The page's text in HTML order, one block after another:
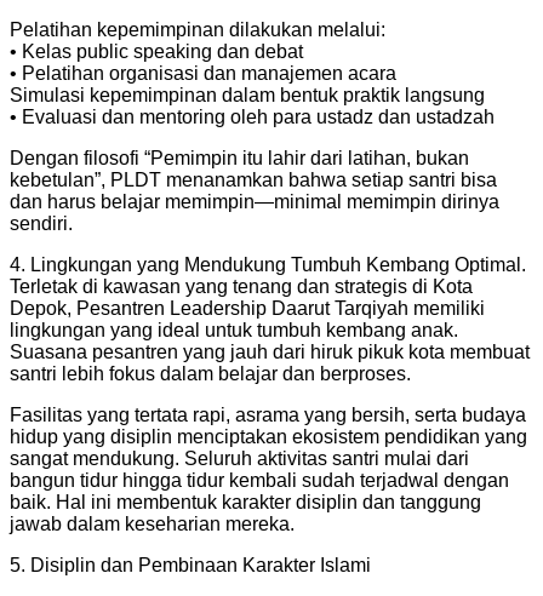
Pelatihan kepemimpinan dilakukan melalui:
• Kelas public speaking dan debat
• ⁠Pelatihan organisasi dan manajemen acara
Simulasi kepemimpinan dalam bentuk praktik langsung
• Evaluasi dan mentoring oleh para ustadz dan ustadzah
Dengan filosofi “Pemimpin itu lahir dari latihan, bukan
kebetulan”, PLDT menanamkan bahwa setiap santri bisa
dan harus belajar memimpin—minimal memimpin dirinya
sendiri.
4. Lingkungan yang Mendukung Tumbuh Kembang Optimal.
Terletak di kawasan yang tenang dan strategis di Kota
Depok, Pesantren Leadership Daarut Tarqiyah memiliki
lingkungan yang ideal untuk tumbuh kembang anak.
Suasana pesantren yang jauh dari hiruk pikuk kota membuat
santri lebih fokus dalam belajar dan berproses.
Fasilitas yang tertata rapi, asrama yang bersih, serta budaya
hidup yang disiplin menciptakan ekosistem pendidikan yang
sangat mendukung. Seluruh aktivitas santri mulai dari
bangun tidur hingga tidur kembali sudah terjadwal dengan
baik. Hal ini membentuk karakter disiplin dan tanggung
jawab dalam keseharian mereka.
5. Disiplin dan Pembinaan Karakter Islami